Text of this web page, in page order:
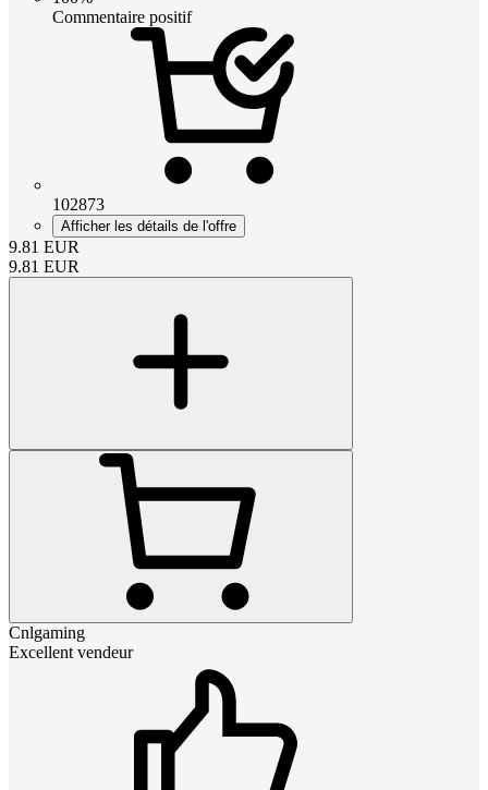
Commentaire positif
102873
Afficher les détails de l'offre
9.81 EUR
9.81 EUR
Cnlgaming
Excellent vendeur